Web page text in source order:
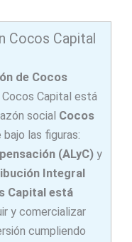
Cocos Capital
de Cocos
Capital está
social Cocos
las figuras:
(ALyC)y
Integral
Capital está
y comercializar
cumpliendo